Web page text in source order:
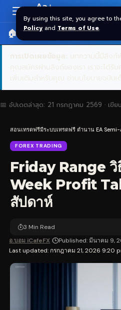
By using this site, you agree to
Policy and Terms of Use.
Resizer
Aa
🏠 หน้าแรก ราคาทอง SPDR
📅 อัปเดตล่าสุด: 21 กรกฎาคม 2569 · เขี
สอนเทรดฟรีมีระบบเทรดฟรี ตำนาน EA Semi-
FOREX TRADING
Friday Range วิ
Week Profit
สัปดาห์
Last updated: กรกฎาคม 21, 2026 9:20
อ.บอม iCafeFX Published: มีนาคม 9,
3 Min Read